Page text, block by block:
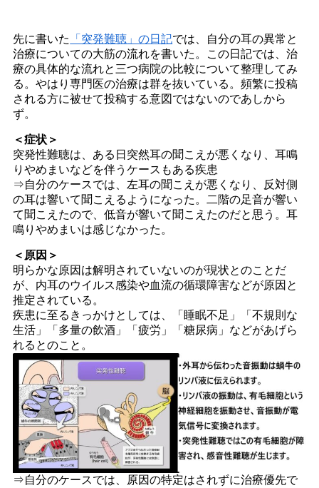
先に書いた 「突発難聴」の日記では、自分の耳の異常と
治療についての大筋の流れを書いた。この日記では、治
療の具体的な流れと三つ病院の比較について整理してみ
る。やはり専門医の治療は群を抜いている。頻繁に投稿
される方に被せて投稿する意図ではないのであしから
ず。
＜症状＞
突発性難聴は、ある日突然耳の聞こえが悪くなり、耳鳴
りやめまいなどを伴うケースもある疾患
⇒自分のケースでは、左耳の聞こえが悪くなり、反対側
の耳は響いて聞こえるようになった。二階の足音が響い
て聞こえたので、低音が響いて聞こえたのだと思う。耳
鳴りやめまいは感じなかった。
＜原因＞
明らかな原因は解明されていないのが現状とのことだ
が、内耳のウイルス感染や血流の循環障害などが原因と
推定されている。
疾患に至るきっかけとしては、「睡眠不足」「不規則な
生活」「多量の飲酒」「疲労」「糖尿病」などがあげら
れるとのこと。
⇒自分のケースでは、原因の特定はされずに治療優先で